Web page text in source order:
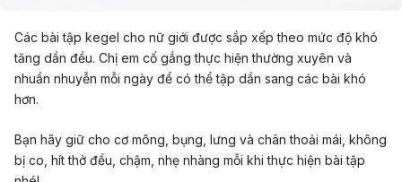
Các bài tập kegel cho nữ giới được sắp xếp theo mức độ khó
tăng dần đều. Chị em cố gắng thực hiện thường xuyên và
nhuần nhuyễn mỗi ngày để có thể tập dần sang các bài khó
hơn.
Bạn hãy giữ cho cơ mông, bụng, lưng và chân thoải mái, không
bị co, hít thở đều, chậm, nhẹ nhàng mỗi khi thực hiện bài tập